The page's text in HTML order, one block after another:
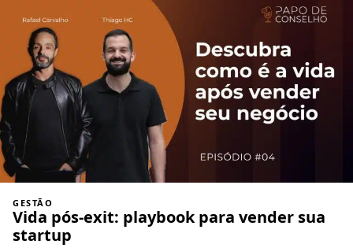
GESTÃO
Vida pós-exit: playbook para vender sua
startup